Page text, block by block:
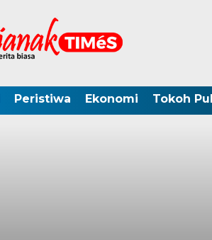
Peristiwa Ekonomi Tokoh